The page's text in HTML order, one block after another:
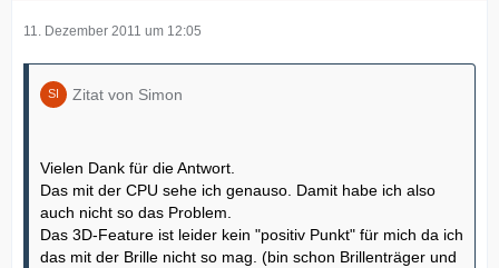
11. Dezember 2011 um 12:05
Zitat von Simon
Vielen Dank für die Antwort.
Das mit der CPU sehe ich genauso. Damit habe ich also
auch nicht so das Problem.
Das 3D-Feature ist leider kein "positiv Punkt" für mich da ich
das mit der Brille nicht so mag. (bin schon Brillenträger und